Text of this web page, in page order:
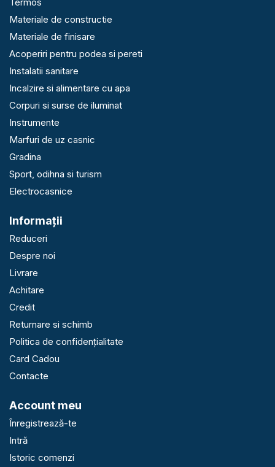
Materiale de constructie
Materiale de finisare
Acoperiri pentru podea si pereti
Instalatii sanitare
Incalzire si alimentare cu apa
Corpuri si surse de iluminat
Instrumente
Marfuri de uz casnic
Gradina
Sport, odihna si turism
Electrocasnice
Informaţii
Reduceri
Despre noi
Livrare
Achitare
Credit
Returnare si schimb
Politica de confidențialitate
Card Cadou
Contacte
Account meu
Înregistrează-te
Intră
Istoric comenzi